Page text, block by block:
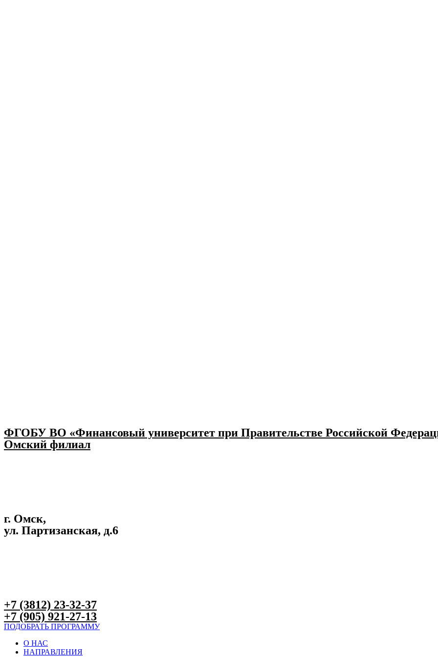
ФГОБУ ВО «Финансовый университет при Правительстве Российской
Омский филиал
г. Омск,
ул. Партизанская, д.6
+7 (3812) 23-32-37
+7 (905) 921-27-13
ПОДОБРАТЬ ПРОГРАММУ
О НАС
НАПРАВЛЕНИЯ